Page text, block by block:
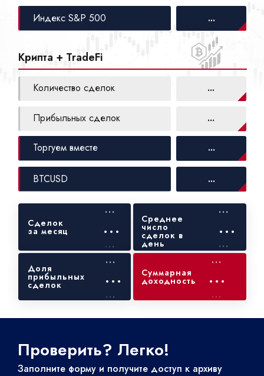
Индекс S&P 500 ...
Крипта + TradeFi
Торгуем вместе ...
Количество сделок ...
BTCUSD
Прибыльных сделок ...
...
Сделок
за месяц
...
...
...
Среднее
число
сделок в
день
...
...
...
Доля
прибыльных
сделок
...
...
...
Суммарная
доходность
...
...
...
Проверить? Легко!
Заполните форму и получите доступ к архиву